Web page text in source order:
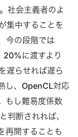
社会主義者のよ
集中することを
今の段階では
20%に渡すより
遅らせれば遅ら
し、OpenCL対応
もし難易度係数
判断されれば、
再開することも